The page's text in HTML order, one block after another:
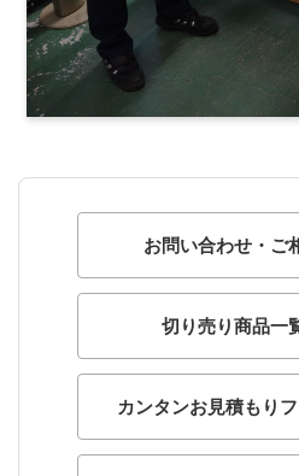
お問い合わせ・ご
切り売り商品一
カンタンお見積もり